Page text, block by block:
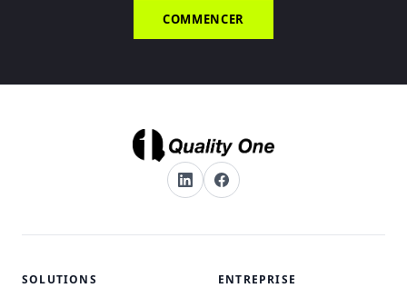
COMMENCER
SOLUTIONS ENTREPRISE